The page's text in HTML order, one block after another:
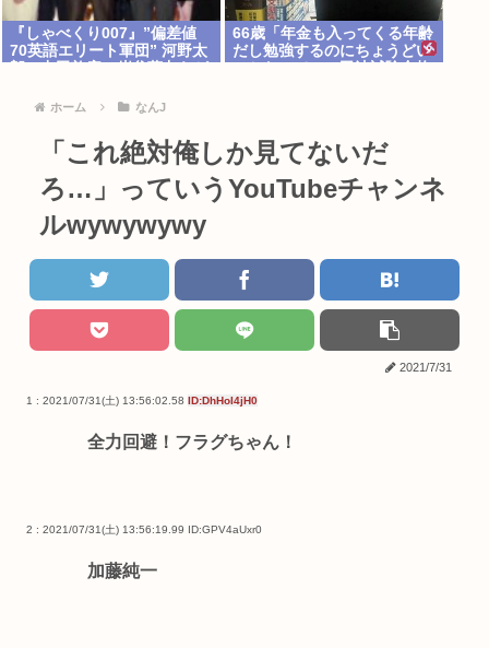
『しゃべくり007』”偏差値
70英語エリート軍団” 河野太
徹底解説
66歳「年金も入ってくる年齢
だし勉強するのにちょうどい
ホーム なんJ
「これ絶対俺しか見てないだ
ろ…」っていうYouTubeチャンネ
ルwywywywy
2021/7/31
1 : 2021/07/31(土) 13:56:02.58 ID:DhHoI4jH0
全力回避！フラグちゃん！
2 : 2021/07/31(土) 13:56:19.99 ID:GPV4aUxr0
加藤純一